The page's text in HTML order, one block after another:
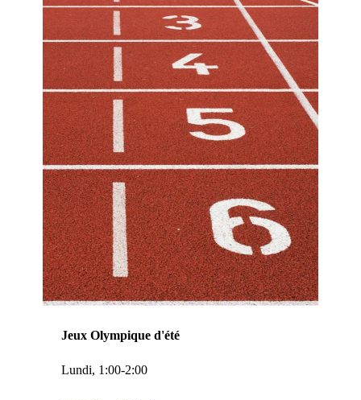
Jeux Olympique d'été
Lundi, 1:00-2:00